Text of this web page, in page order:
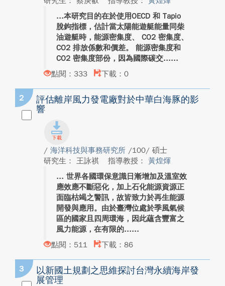
本研究目的在於使用OECD 和 Tapio
脫鉤指標，估計當太陽能遊艇能量同柴
油遊艇時，能源密集度、 CO2 密集度、
CO2 排放係數和價差。 能源密集度和
CO2 密集度部份，因為國際碳交...
點閱：333
下載：0
2
評估離岸風力發電廠對於中華白海豚的影
響
/ 海洋科技與事務研究所 /100/ 碩士
研究生： 王詠祺
指導教授： 黃煌煇
世界各國環保意識日漸增加及溫室效
應效應不斷惡化，加上石化能源資源正
面臨枯竭之警訊，故皆致力於再生能源
開發與應用。由於臺灣位處於季風氣候
區的國家且四周環海，因此蘊含豐富之
風力能源，在有限的...
點閱：511
下載：86
3
以新國土規劃之思維探討台灣永續海岸發
展管理